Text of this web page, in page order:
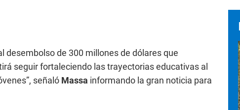
desembolso de 300 millones de dólares que
seguir fortaleciendo las trayectorias educativas al
señaló Massa informando la gran noticia para